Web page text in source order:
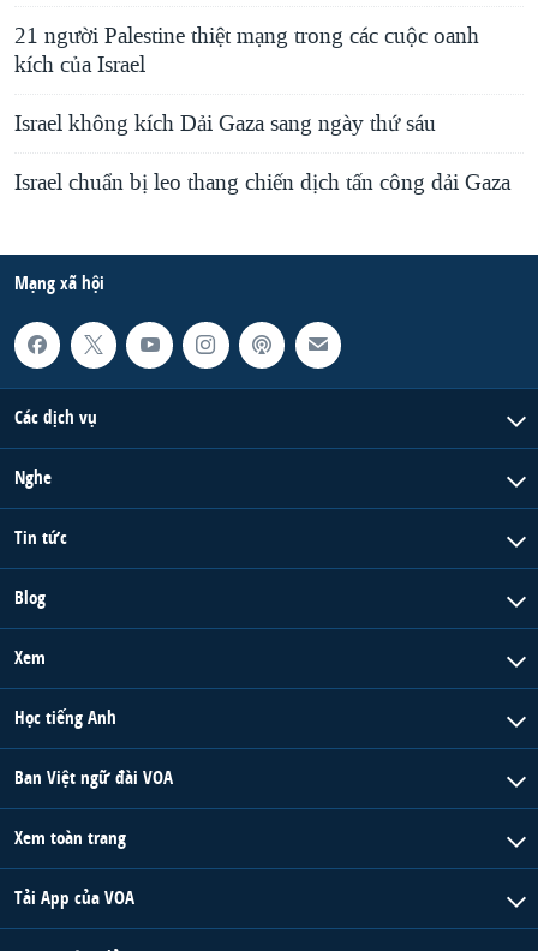
21 người Palestine thiệt mạng trong các cuộc oanh
kích của Israel
Israel không kích Dải Gaza sang ngày thứ sáu
Israel chuẩn bị leo thang chiến dịch tấn công dải Gaza
Mạng xã hội
Các dịch vụ
Nghe
Tin tức
Blog
Xem
Học tiếng Anh
Ban Việt ngữ đài VOA
Xem toàn trang
Tải App của VOA